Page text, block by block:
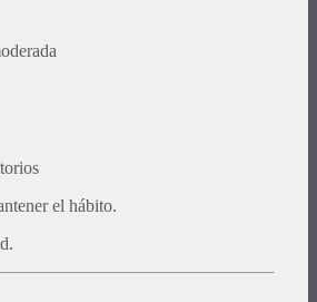
el hábito.